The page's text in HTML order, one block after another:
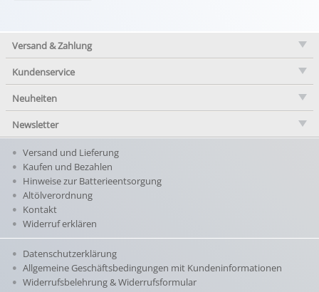
Versand & Zahlung
Kundenservice
Neuheiten
Newsletter
Versand und Lieferung
Kaufen und Bezahlen
Hinweise zur Batterieentsorgung
Altölverordnung
Kontakt
Widerruf erklären
Datenschutzerklärung
Allgemeine Geschäftsbedingungen mit Kundeninformationen
Widerrufsbelehrung & Widerrufsformular